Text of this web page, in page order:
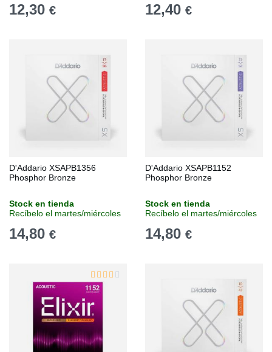
12,30 € 12,40 €
D'Addario XSAPB1356
Phosphor Bronze
Stock en tienda
Recíbelo el martes/miércoles
14,80 €
D'Addario XSAPB1152
Phosphor Bronze
Stock en tienda
Recíbelo el martes/miércoles
14,80 €